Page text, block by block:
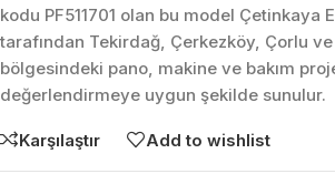
kodu PF511701 olan bu model Çetinkaya
tarafından Tekirdağ, Çerkezköy, Çorlu
bölgesindeki pano, makine ve bakım
değerlendirmeye uygun şekilde sunulur.
Karşılaştır Add to wishlist